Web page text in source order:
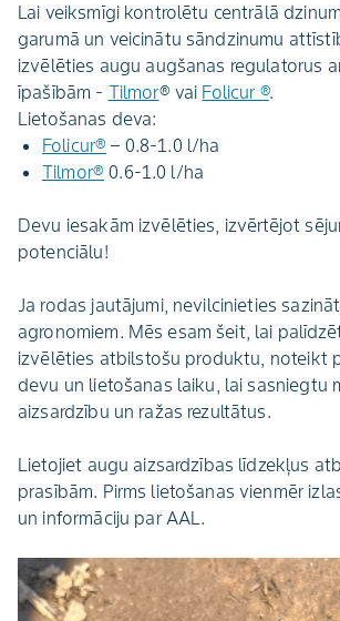
Lai veiksmīgi kontrolētu centrālā
garumā un veicinātu sāndzinumu
izvēlēties augu augšanas regulatorus
īpašībām - Tilmor® vai Folicur ®.
Lietošanas deva:
Folicur® – 0.8-1.0 l/ha
Tilmor® 0.6-1.0 l/ha
Devu iesakām izvēlēties, izvērtējot
potenciālu!
Ja rodas jautājumi, nevilcinieties
agronomiem. Mēs esam šeit, lai
izvēlēties atbilstošu produktu, noteikt
devu un lietošanas laiku, lai sasniegtu
aizsardzību un ražas rezultātus.
Lietojiet augu aizsardzības līdzekļus
prasībām. Pirms lietošanas vienmēr
un informāciju par AAL.